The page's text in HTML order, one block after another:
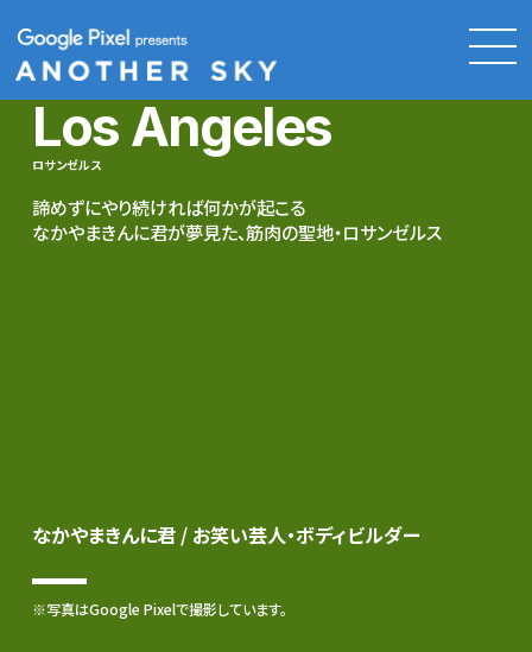
Los Angeles
ロサンゼルス
諦めずにやり続ければ何かが起こる
なかやまきんに君が夢見た、筋肉の聖地・ロサンゼルス
なかやまきんに君 / お笑い芸人・ボディビルダー
※写真はGoogle Pixelで撮影しています。